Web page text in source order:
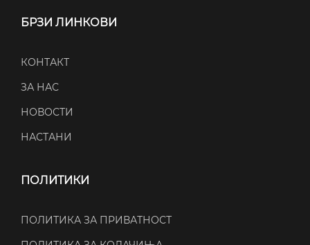
БРЗИ ЛИНКОВИ
КОНТАКТ
ЗА НАС
НОВОСТИ
НАСТАНИ
ПОЛИТИКИ
ПОЛИТИКА ЗА ПРИВАТНОСТ